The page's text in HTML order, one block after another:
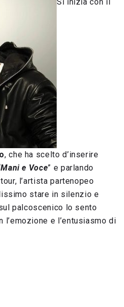
, che ha scelto d’inserire
Mani e Voce” e parlando
l’artista partenopeo
stare in silenzio e
palcoscenico lo sento
l’emozione e l’entusiasmo di